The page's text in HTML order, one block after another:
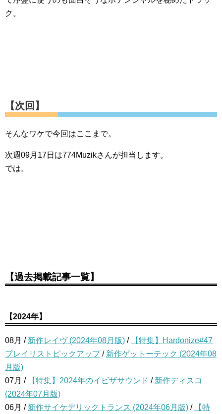
ク。
【次回】
そんなワケで今回はここまで。
次週09月17日は774Muzikさんが担当します。
では。
【過去掲載記事一覧】
【2024年】
08月 / 新作レイヴ (2024年08月版) /
【特集】Hardonize#47
プレイリストピックアップ/ 新作ゲットーテック (2024年08
月版)
07月 /
【特集】2024年のイビザサウンド / 新作ディスコ
(2024年07月版)
06月 / 新作サイケデリックトランス (2024年06月版) /
【特